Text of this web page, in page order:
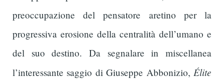
preoccupazione del pensatore aretino per la
progressiva erosione della centralità dell’umano e
del suo destino. Da segnalare in miscellanea
l’interessante saggio di Giuseppe Abbonizio, Élite